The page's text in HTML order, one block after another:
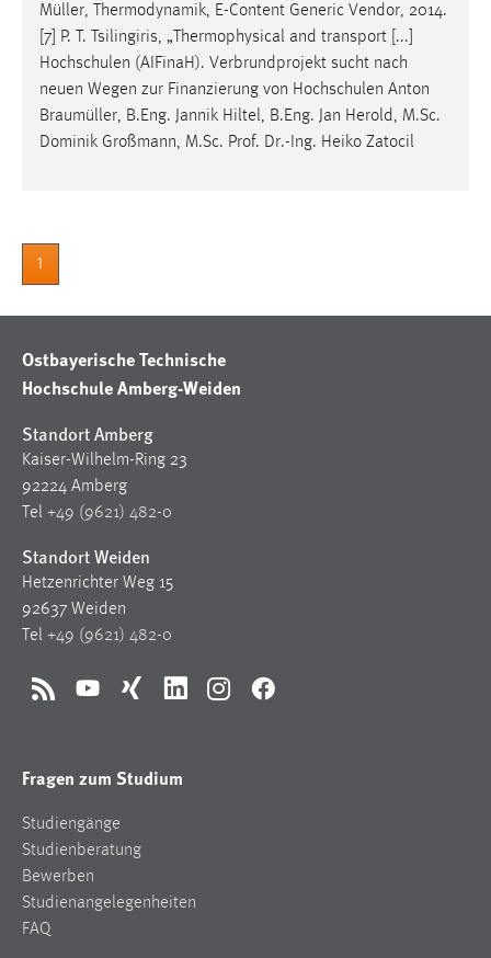
Müller, Thermodynamik, E-Content Generic Vendor, 2014.
[7] P. T. Tsilingiris, „Thermophysical and transport [...]
Hochschulen (AIFinaH). Verbrundprojekt sucht nach
neuen Wegen zur Finanzierung von Hochschulen Anton
Braumüller, B.Eng. Jannik Hiltel, B.Eng. Jan Herold, M.Sc.
Dominik Großmann, M.Sc. Prof. Dr.-Ing. Heiko Zatocil
1
Ostbayerische Technische
Hochschule Amberg-Weiden
Standort Amberg
Kaiser-Wilhelm-Ring 23
92224 Amberg
Tel +49 (9621) 482-0
Standort Weiden
Hetzenrichter Weg 15
92637 Weiden
Tel +49 (9621) 482-0
RSS YouTubeXing LinkedInInstagramFacebook
Fragen zum Studium
Studiengänge
Studienberatung
Bewerben
Studienangelegenheiten
FAQ
Zweck:
Conversion-Tracking
Cookie Laufzeit:
3 Monate
YouTube